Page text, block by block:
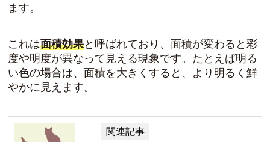
ます。
これは面積効果と呼ばれており、面積が変わると彩
度や明度が異なって見える現象です。たとえば明る
い色の場合は、面積を大きくすると、より明るく鮮
やかに見えます。
関連記事